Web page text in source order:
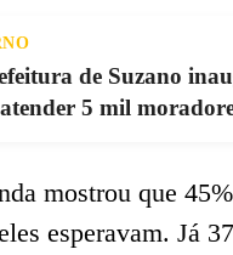
de Suzano
5 mil
mostrou que
esperavam. Já